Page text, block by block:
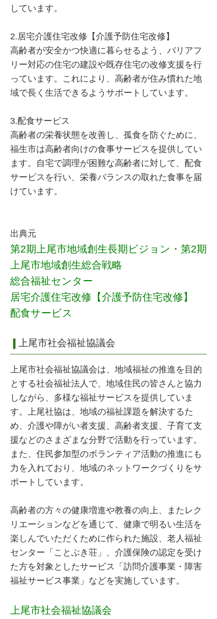
しています。
2.居宅介護住宅改修【介護予防住宅改修】
高齢者が安全かつ快適に暮らせるよう、バリアフ
リー対応の住宅の建設や既存住宅の改修支援を行
っています。これにより、高齢者が住み慣れた地
域で長く生活できるようサポートしています。
3.配食サービス
高齢者の栄養状態を改善し、孤食を防ぐために、
福生市は高齢者向けの食事サービスを提供してい
ます。自宅で調理が困難な高齢者に対して、配食
サービスを行い、栄養バランスの取れた食事を届
けています。
出典元
第2期上尾市地域創生長期ビジョン・第2期
上尾市地域創生総合戦略
総合福祉センター
居宅介護住宅改修【介護予防住宅改修】
配食サービス
上尾市社会福祉協議会
上尾市社会福祉協議会は、地域福祉の推進を目的
とする社会福祉法人で、地域住民の皆さんと協力
しながら、多様な福祉サービスを提供していま
す。上尾社協は、地域の福祉課題を解決するた
め、介護や障がい者支援、高齢者支援、子育て支
援などのさまざまな分野で活動を行っています。
また、住民参加型のボランティア活動の推進にも
力を入れており、地域のネットワークづくりをサ
ポートしています。
高齢者の方々の健康増進や教養の向上、またレク
リエーションなどを通じて、健康で明るい生活を
楽しんでいただくために作られた施設、老人福祉
センター「ことぶき荘」、介護保険の認定を受け
た方を対象としたサービス「訪問介護事業・障害
福祉サービス事業」などを実施しています。
上尾市社会福祉協議会